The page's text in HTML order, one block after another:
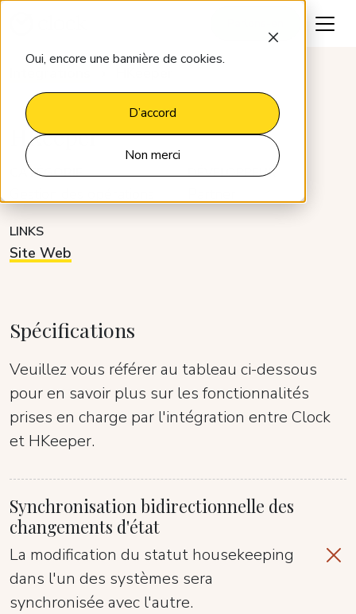
Oui, encore une bannière de cookies.
D’accord
Non merci
HKeeper
CATÉGORIE DÉVELOPPEUR
LINKS
Site Web
Spécifications
Veuillez vous référer au tableau ci-dessous
pour en savoir plus sur les fonctionnalités
prises en charge par l'intégration entre Clock
et HKeeper.
Synchronisation bidirectionnelle des
changements d'état
La modification du statut housekeeping
dans l'un des systèmes sera
synchronisée avec l'autre.